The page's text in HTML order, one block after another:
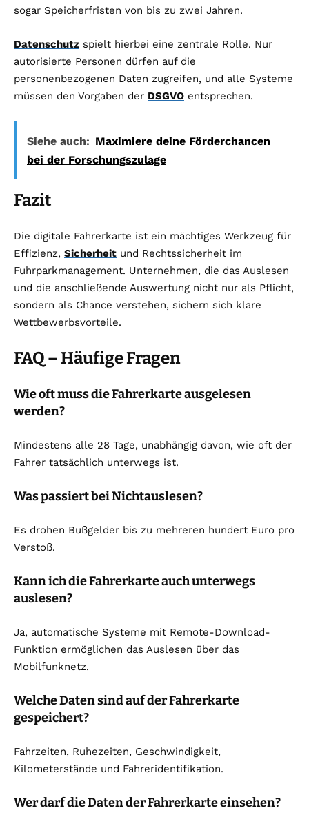
sogar Speicherfristen von bis zu zwei Jahren.
Datenschutz spielt hierbei eine zentrale Rolle. Nur
autorisierte Personen dürfen auf die
personenbezogenen Daten zugreifen, und alle Systeme
müssen den Vorgaben der DSGVO entsprechen.
Siehe auch: Maximiere deine Förderchancen
bei der Forschungszulage
Fazit
Die digitale Fahrerkarte ist ein mächtiges Werkzeug für
Effizienz, Sicherheit und Rechtssicherheit im
Fuhrparkmanagement. Unternehmen, die das Auslesen
und die anschließende Auswertung nicht nur als Pflicht,
sondern als Chance verstehen, sichern sich klare
Wettbewerbsvorteile.
FAQ – Häufige Fragen
Wie oft muss die Fahrerkarte ausgelesen
werden?
Mindestens alle 28 Tage, unabhängig davon, wie oft der
Fahrer tatsächlich unterwegs ist.
Was passiert bei Nichtauslesen?
Es drohen Bußgelder bis zu mehreren hundert Euro pro
Verstoß.
Kann ich die Fahrerkarte auch unterwegs
auslesen?
Ja, automatische Systeme mit Remote-Download-
Funktion ermöglichen das Auslesen über das
Mobilfunknetz.
Welche Daten sind auf der Fahrerkarte
gespeichert?
Fahrzeiten, Ruhezeiten, Geschwindigkeit,
Kilometerstände und Fahreridentifikation.
Wer darf die Daten der Fahrerkarte einsehen?